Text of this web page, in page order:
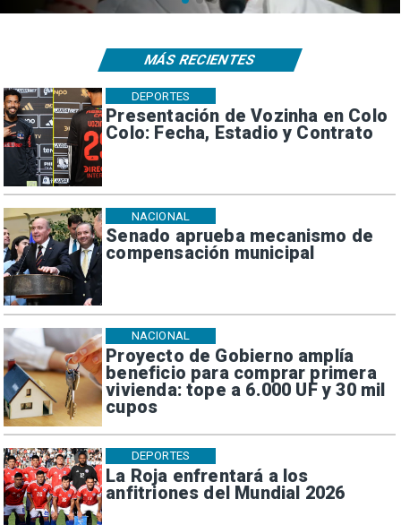
Presentación de Vozinha en Colo
Colo: Fecha, Estadio y Contrato
DEPORTES
Senado aprueba mecanismo de
compensación municipal
NACIONAL
Proyecto de Gobierno amplía
beneficio para comprar primera
vivienda: tope a 6.000 UF y 30 mil
cupos
NACIONAL
La Roja enfrentará a los
anfitriones del Mundial 2026
DEPORTES
MÁS RECIENTES